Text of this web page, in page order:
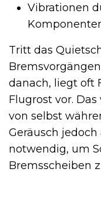
Vibrationen
Tritt das
danach, liegt oft
Flugrost vor.
von selbst
Geräusch
notwendig, um
Bremsscheiben